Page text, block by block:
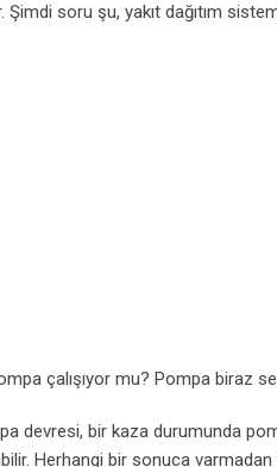
Şimdi soru şu, yakıt dağıtım
çalışıyor mu? Pompa biraz ses
devresi, bir kaza durumunda
Herhangi bir sonuca